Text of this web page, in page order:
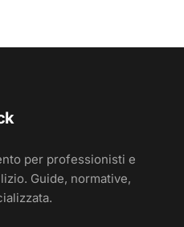
per professionisti e
Guide, normative,